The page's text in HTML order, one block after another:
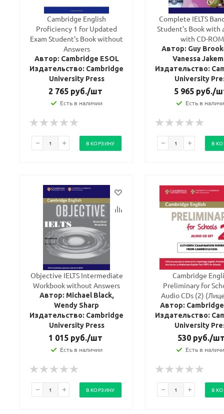
Cambridge English
Proficiency 1 for Updated
Exam Student's Book without
Answers
Автор: Cambridge ESOL
Издательство: Cambridge
University Press
2 765 руб./шт
Есть в наличии
В КОРЗИНУ
Complete IELTS
Student's Book with
with CD-ROM
Автор: Guy
Vanessa
Издательство:
University
5 965 руб./
Есть в
В
Objective IELTS Intermediate
Workbook without Answers
Автор: Michael Black,
Wendy Sharp
Издательство: Cambridge
University Press
1 015 руб./шт
Есть в наличии
В КОРЗИНУ
Cambridge
Preliminary for
Audio CDs (2)
Автор: Cambridge
Издательство:
University
530руб./
Есть в
В
Ваш E-mail:
конфидициальности
Ваш E-mail:
конфидициальности